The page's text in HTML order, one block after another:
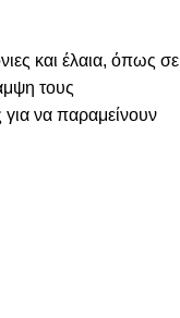
και έλαια, όπως σε
τους
να παραμείνουν